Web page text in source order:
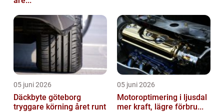
05 juni 2026
Däckbyte göteborg
tryggare körning året runt
05 juni 2026
Motoroptimering i ljusdal
mer kraft, lägre förbru...